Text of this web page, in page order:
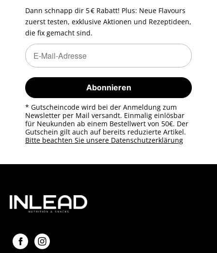
Dann schnapp dir 5 € Rabatt! Plus: Neue Flavours
zuerst testen, exklusive Aktionen und Rezeptideen,
die fix gemacht sind.
Newsletter Abonnieren
Newsletter Abonnieren
Abonnieren
* Gutscheincode wird bei der Anmeldung zum
Newsletter per Mail versandt. Einmalig einlösbar
für Neukunden ab einem Bestellwert von 50€. Der
Gutschein gilt auch auf bereits reduzierte Artikel.
Bitte beachten Sie unsere Datenschutzerklärung